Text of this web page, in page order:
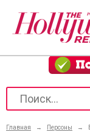
Главная → Персоны →